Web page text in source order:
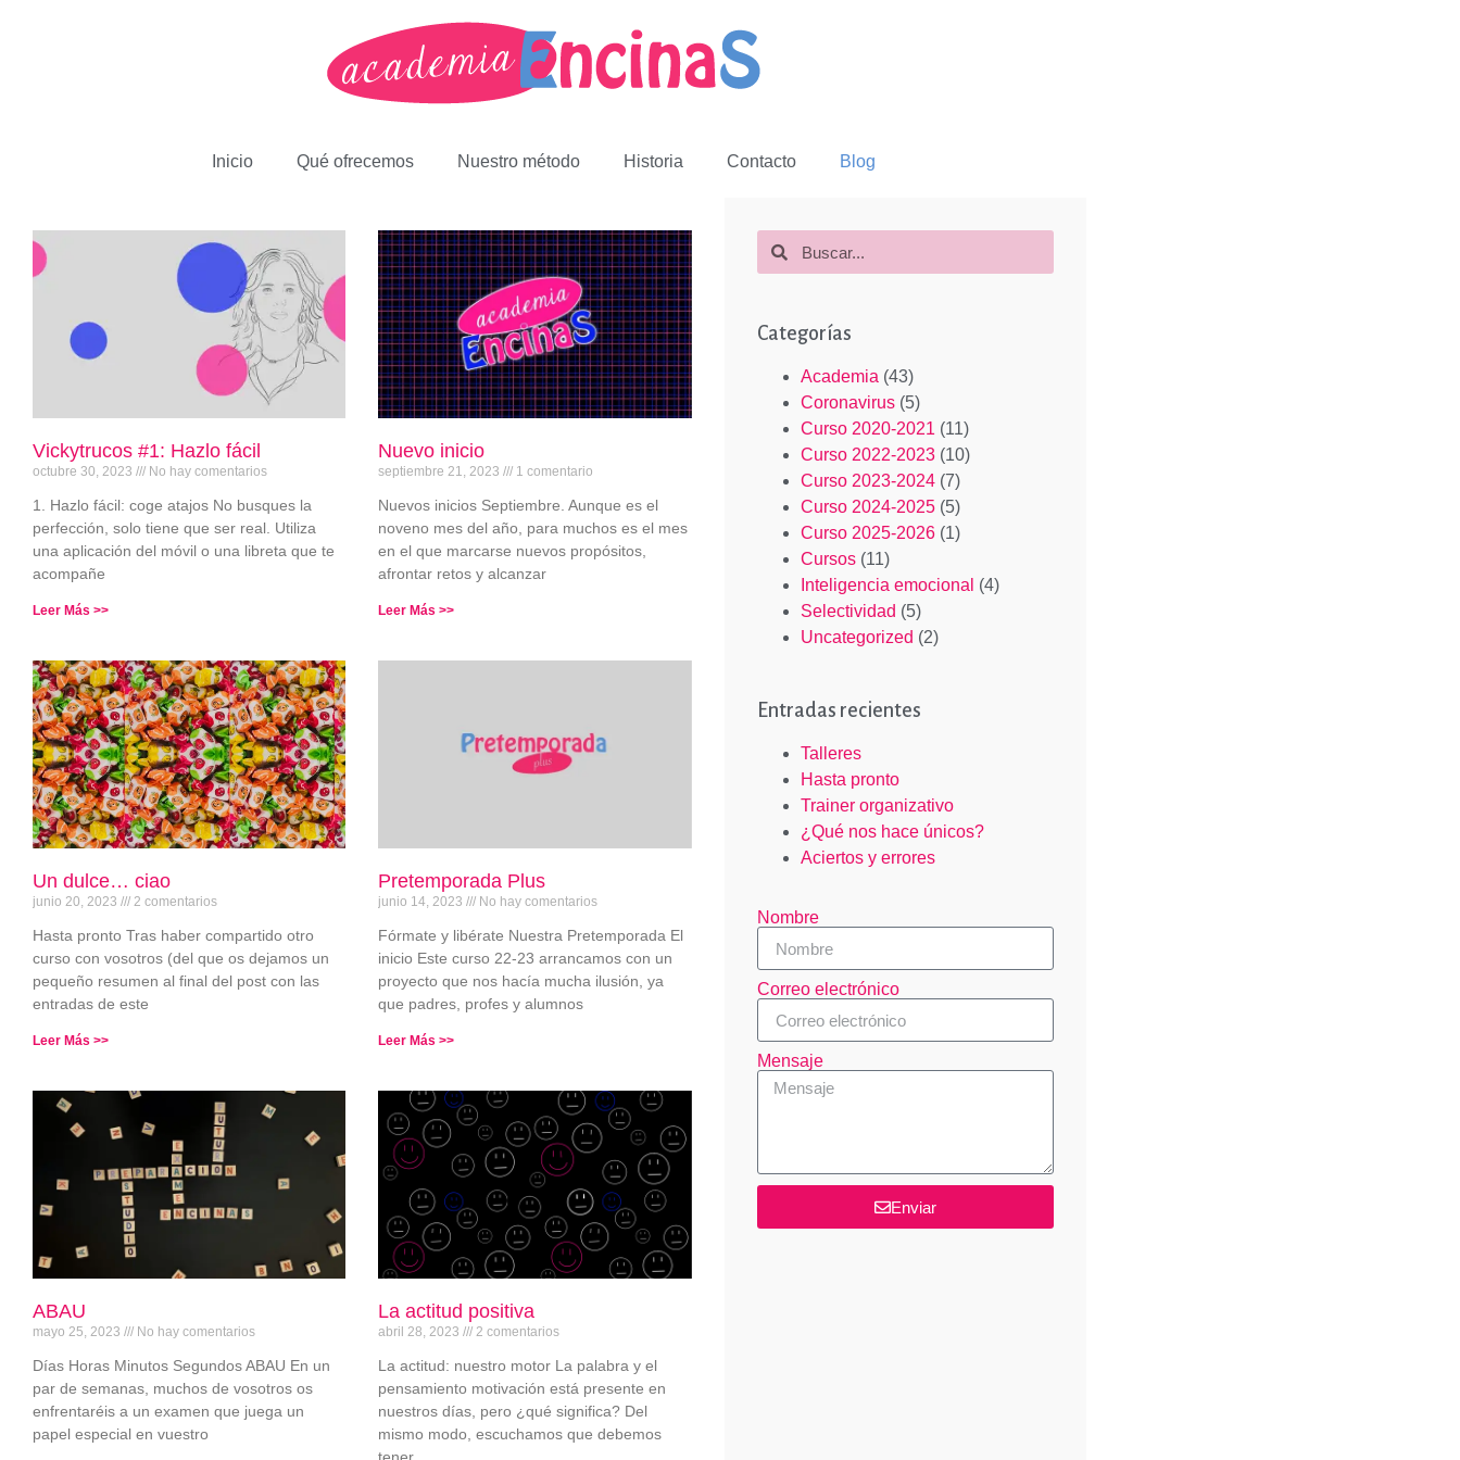
Inicio Qué ofrecemos Nuestro método Historia Contacto Blog
Vickytrucos #1: Hazlo fácil
octubre 30, 2023 No hay comentarios
1. Hazlo fácil: coge atajos No busques la
perfección, solo tiene que ser real. Utiliza
una aplicación del móvil o una libreta que te
acompañe
Leer Más >>
Nuevo inicio
septiembre 21, 2023 1 comentario
Nuevos inicios Septiembre. Aunque es el
noveno mes del año, para muchos es el mes
en el que marcarse nuevos propósitos,
afrontar retos y alcanzar
Leer Más >>
Un dulce… ciao
junio 20, 2023 2 comentarios
Hasta pronto Tras haber compartido otro
curso con vosotros (del que os dejamos un
pequeño resumen al final del post con las
entradas de este
Leer Más >>
Pretemporada Plus
junio 14, 2023 No hay comentarios
Fórmate y libérate Nuestra Pretemporada El
inicio Este curso 22-23 arrancamos con un
proyecto que nos hacía mucha ilusión, ya
que padres, profes y alumnos
Leer Más >>
ABAU
mayo 25, 2023 No hay comentarios
Días Horas Minutos Segundos ABAU En un
par de semanas, muchos de vosotros os
enfrentaréis a un examen que juega un
papel especial en vuestro
La actitud positiva
abril 28, 2023 2 comentarios
La actitud: nuestro motor La palabra y el
pensamiento motivación está presente en
nuestros días, pero ¿qué significa? Del
mismo modo, escuchamos que debemos
Categorías
Academia (43)
Coronavirus(5)
Curso 2020-2021 (11)
Curso 2022-2023(10)
Curso 2023-2024(7)
Curso 2024-2025(5)
Curso 2025-2026(1)
Cursos(11)
Inteligencia emocional (4)
Selectividad (5)
Uncategorized (2)
Entradas recientes
Talleres
Hasta pronto
Trainer organizativo
¿Qué nos hace únicos?
Aciertos y errores
Nombre
Correo electrónico
Mensaje
Enviar